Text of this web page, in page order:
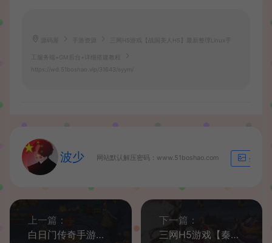
手游资源 三网H5游戏【战国美人H5】最新整理Linux手
工服务端+GM后台+详细搭建教程
https://wd.51boshao.vip/31643/syym/
波少 网站默认解压密码：www.51boshao.com 生成海
上一篇：
白日门传奇手游【老道传奇单职业明文版】最新整理Win一键即玩服务端+安卓苹果双端+GM后台+详细搭建教程
下一篇：
三网H5游戏【秦美人H5】最新整理单机一键即玩镜像端+linux手工服务端+GM后台+详细搭建教程